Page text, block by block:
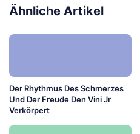
Ähnliche Artikel
Der Rhythmus Des Schmerzes
Und Der Freude Den Vini Jr
Verkörpert